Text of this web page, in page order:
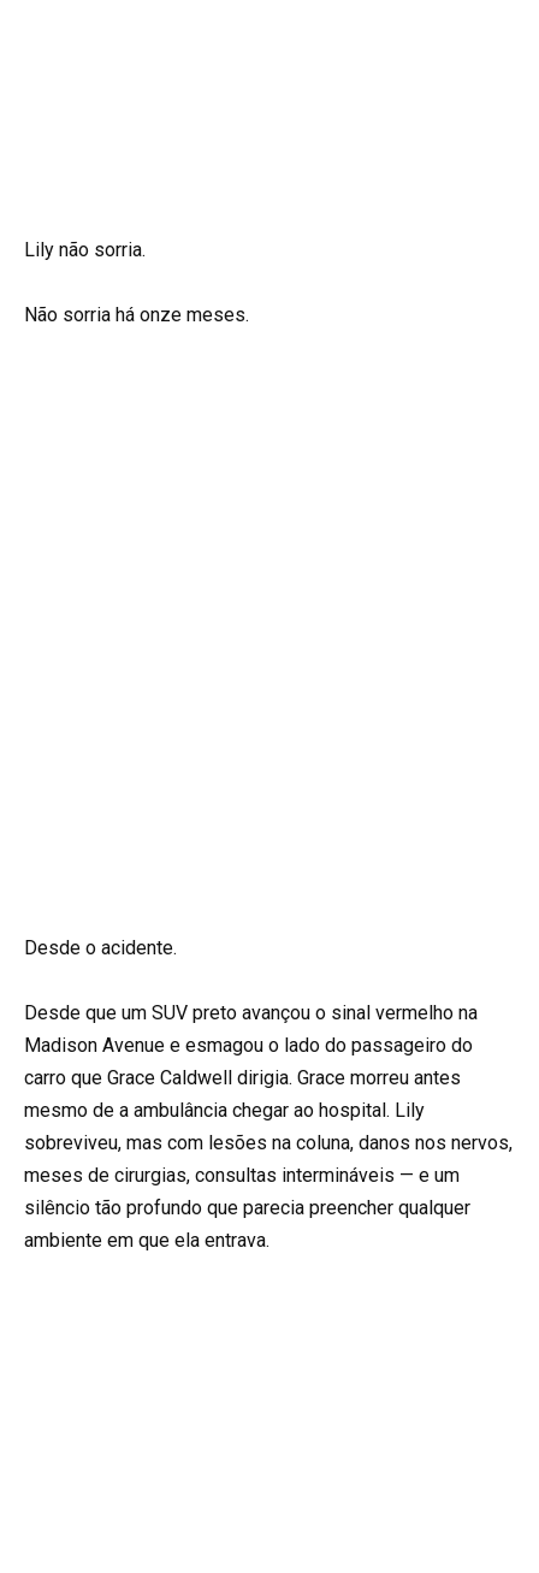
Lily não sorria.
Não sorria há onze meses.
Desde o acidente.
Desde que um SUV preto avançou o sinal vermelho na
Madison Avenue e esmagou o lado do passageiro do
carro que Grace Caldwell dirigia. Grace morreu antes
mesmo de a ambulância chegar ao hospital. Lily
sobreviveu, mas com lesões na coluna, danos nos nervos,
meses de cirurgias, consultas intermináveis — e um
silêncio tão profundo que parecia preencher qualquer
ambiente em que ela entrava.